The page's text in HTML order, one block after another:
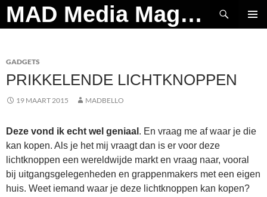
Ga
naar
MAD Media Magazine
Zoeken
GADGETS
PRIKKELENDE LICHTKNOPPEN
19 MAART 2015 MADBELLO
Deze vond ik echt wel geniaal . En vraag me af waar je die
kan kopen. Als je het mij vraagt dan is er voor deze
lichtknoppen een wereldwijde markt en vraag naar, vooral
bij uitgangsgelegenheden en grappenmakers met een eigen
huis. Weet iemand waar je deze lichtknoppen kan kopen?